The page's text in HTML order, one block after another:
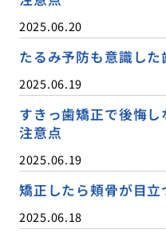
2025.06.20
たるみ予防も意識し
2025.06.19
すきっ歯矯正で後悔
注意点
2025.06.19
矯正したら頬骨が目
2025.06.18